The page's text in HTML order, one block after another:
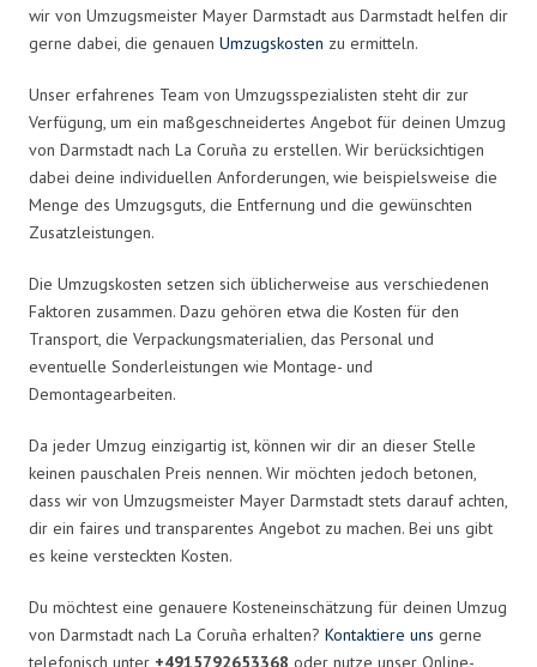
wir von Umzugsmeister Mayer Darmstadt aus Darmstadt helfen dir
gerne dabei, die genauen Umzugskosten zu ermitteln.
Unser erfahrenes Team von Umzugsspezialisten steht dir zur
Verfügung, um ein maßgeschneidertes Angebot für deinen Umzug
von Darmstadt nach La Coruña zu erstellen. Wir berücksichtigen
dabei deine individuellen Anforderungen, wie beispielsweise die
Menge des Umzugsguts, die Entfernung und die gewünschten
Zusatzleistungen.
Die Umzugskosten setzen sich üblicherweise aus verschiedenen
Faktoren zusammen. Dazu gehören etwa die Kosten für den
Transport, die Verpackungsmaterialien, das Personal und
eventuelle Sonderleistungen wie Montage- und
Demontagearbeiten.
Da jeder Umzug einzigartig ist, können wir dir an dieser Stelle
keinen pauschalen Preis nennen. Wir möchten jedoch betonen,
dass wir von Umzugsmeister Mayer Darmstadt stets darauf achten,
dir ein faires und transparentes Angebot zu machen. Bei uns gibt
es keine versteckten Kosten.
Du möchtest eine genauere Kosteneinschätzung für deinen Umzug
von Darmstadt nach La Coruña erhalten? Kontaktiere uns gerne
telefonisch unter +4915792653368 oder nutze unser Online-